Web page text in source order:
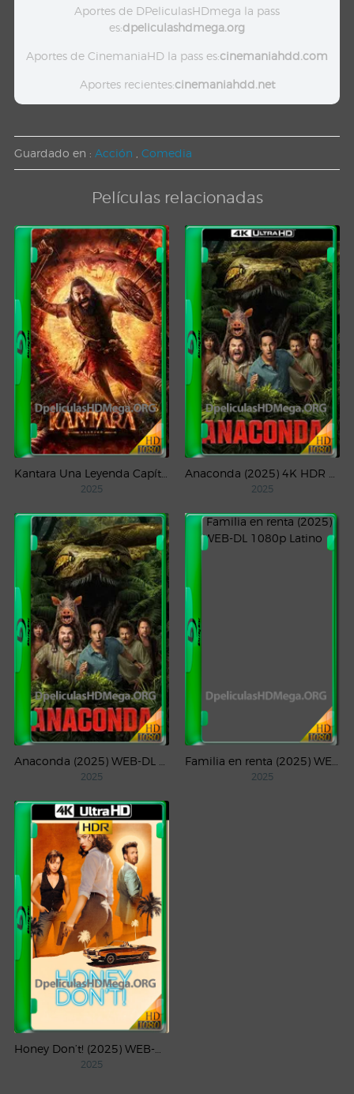
Aportes de DPeliculasHDmega la pass
es:dpeliculashdmega.org
Aportes de CinemaniaHD la pass es:cinemaniahdd.com
Aportes recientes:cinemaniahdd.net
Guardado en : Acción Comedia
Películas relacionadas
2025 2025
2025 2025
2025